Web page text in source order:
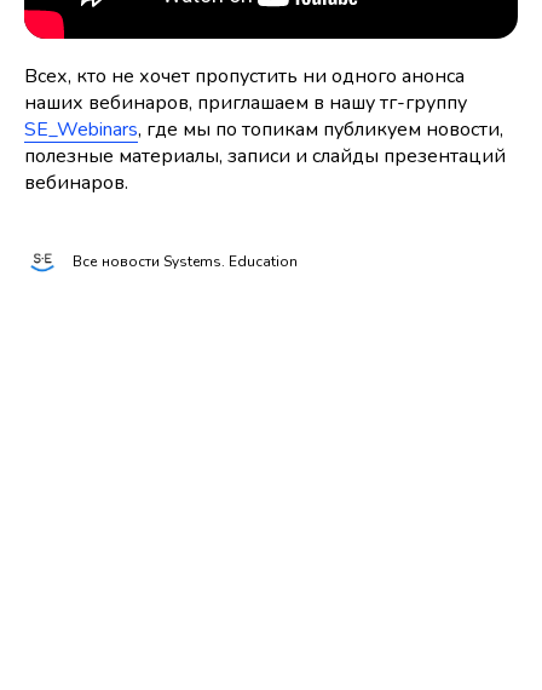
Всех, кто не хочет пропустить ни одного анонса
наших вебинаров, приглашаем в нашу тг-группу
SE_Webinars, где мы по топикам публикуем новости,
полезные материалы, записи и слайды презентаций
вебинаров.
Все новости Systems. Education